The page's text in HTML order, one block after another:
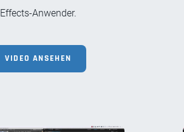
Effects-Anwender.
VIDEO ANSEHEN